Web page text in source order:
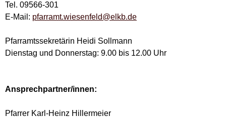
Tel. 09566-301
E-Mail: pfarramt.wiesenfeld@elkb.de
Pfarramtssekretärin Heidi Sollmann
Dienstag und Donnerstag: 9.00 bis 12.00 Uhr
Ansprechpartner/innen:
Pfarrer Karl-Heinz Hillermeier